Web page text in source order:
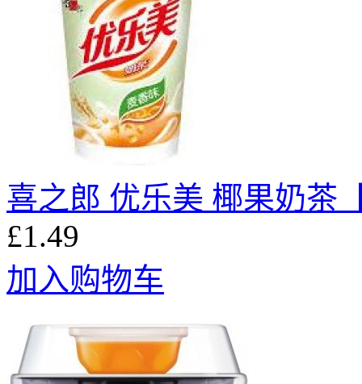
喜之郎 优乐美 椰果奶茶
£1.49
加入购物车